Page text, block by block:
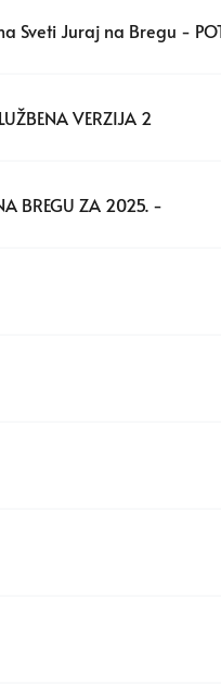
Sveti Juraj na Bregu -
VERZIJA 2
BREGU ZA 2025. -